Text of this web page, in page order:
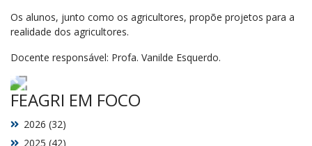
Os alunos, junto como os agricultores, propõe projetos para a
realidade dos agricultores.
Docente responsável: Profa. Vanilde Esquerdo.
FEAGRI EM FOCO
2025 (42)
2026 (32)